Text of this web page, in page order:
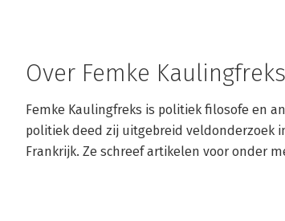
Over Femke Kaulingfreks
Femke Kaulingfreks is politiek filosofe en
politiek deed zij uitgebreid veldonderzoek
Frankrijk. Ze schreef artikelen voor onder